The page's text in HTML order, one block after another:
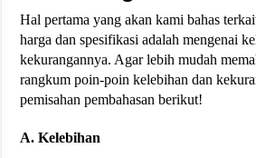
Hal pertama yang akan kami bahas
harga dan spesifikasi adalah mengenai
kekurangannya. Agar lebih mudah
rangkum poin-poin kelebihan dan
pemisahan pembahasan berikut!
A. Kelebihan